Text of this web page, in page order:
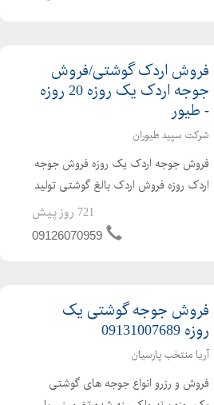
فروش اردک گوشتی/فروش
جوجه اردک یک روزه 20 روزه
- طیور
شرکت سپید طیوران
فروش جوجه اردک یک روزه فروش جوجه
اردک روزه فروش اردک بالغ گوشتی تولید
کننده ی جوجه اردک از یک روزه تا بالغ
فروش اردک گوشتی عمده ای و خرده ای
721 روز پیش
09126070959
فروش جوجه گوشتی یک
روزه 09131007689
آریا منتخب پارسیان
فروش و رزرو انواع جوجه های گوشتی